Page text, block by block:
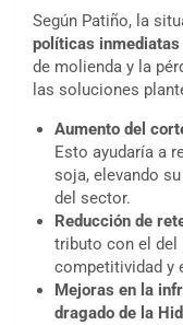
Según Patiño, la
políticas inmediatas
de molienda y la
las soluciones
Aumento del
Esto ayudaría a
soja, elevando
del sector.
Reducción de
tributo con el del
competitividad y
Mejoras en la
dragado de la